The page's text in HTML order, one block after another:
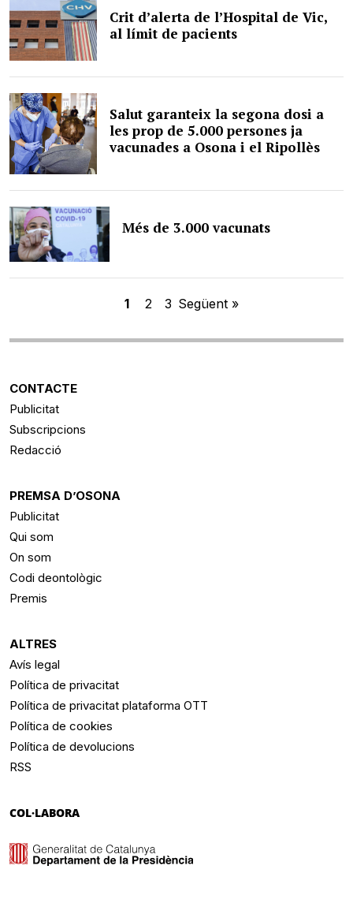
Crit d’alerta de l’Hospital de Vic,
al límit de pacients
Salut garanteix la segona dosi a
les prop de 5.000 persones ja
vacunades a Osona i el Ripollès
Més de 3.000 vacunats
1 2 3 Següent »
CONTACTE
Publicitat
Subscripcions
Redacció
PREMSA D’OSONA
Publicitat
Qui som
On som
Codi deontològic
Premis
ALTRES
Avís legal
Política de privacitat
Política de privacitat plataforma OTT
Política de cookies
Política de devolucions
RSS
COL·LABORA